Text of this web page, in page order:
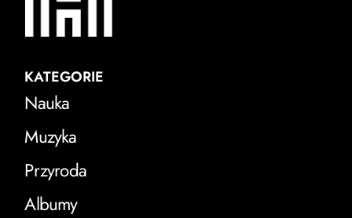
KATEGORIE
Nauka
Muzyka
Przyroda
Albumy